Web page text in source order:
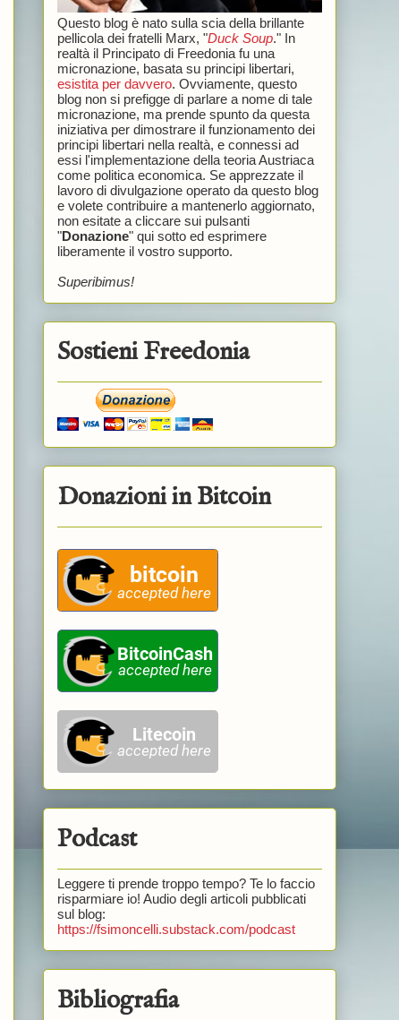
Questo blog è nato sulla scia della brillante
pellicola dei fratelli Marx, "Duck Soup." In
realtà il Principato di Freedonia fu una
micronazione, basata su principi libertari,
esistita per davvero. Ovviamente, questo
blog non si prefigge di parlare a nome di tale
micronazione, ma prende spunto da questa
iniziativa per dimostrare il funzionamento dei
principi libertari nella realtà, e connessi ad
essi l'implementazione della teoria Austriaca
come politica economica. Se apprezzate il
lavoro di divulgazione operato da questo blog
e volete contribuire a mantenerlo aggiornato,
non esitate a cliccare sui pulsanti
"Donazione" qui sotto ed esprimere
liberamente il vostro supporto.
Superibimus!
Sostieni Freedonia
Donazioni in Bitcoin
Podcast
Leggere ti prende troppo tempo? Te lo faccio
risparmiare io! Audio degli articoli pubblicati
sul blog:
https://fsimoncelli.substack.com/podcast
Bibliografia